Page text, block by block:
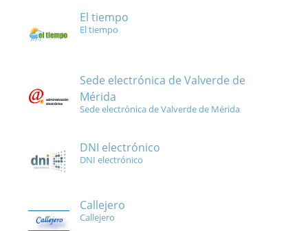
El tiempo
El tiempo
Sede electrónica de Valverde de
Mérida
Sede electrónica de Valverde de Mérida
DNI electrónico
DNI electrónico
Callejero
Callejero